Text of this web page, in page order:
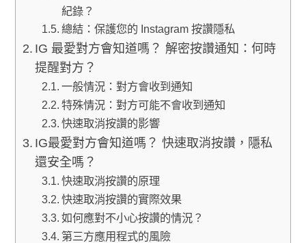
紀錄？
總結：保護您的 Instagram 按讚隱私
IG 最愛對方會知道嗎？ 解密按讚通知：何時
提醒對方？
一般情況：對方會收到通知
特殊情況：對方可能不會收到通知
快速取消按讚的影響
IG最愛對方會知道嗎？ 快速取消按讚，隱私
還安全嗎？
快速取消按讚的原理
快速取消按讚的實際效果
如何應對不小心按讚的情況？
第三方應用程式的風險